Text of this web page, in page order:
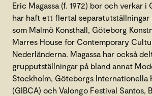
Eric Magassa (f. 1972) bor och verkar i
har haft ett flertal
som Malmö Konsthall, Göteborg
Marres House for Contemporary
Nederländerna. Magassa har också
grupputställningar på bland annat
Stockholm, Göteborgs Internationella
(GIBCA) och Valongo Festival Santos,